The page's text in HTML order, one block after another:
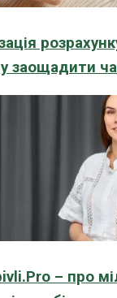
заощадити
– про